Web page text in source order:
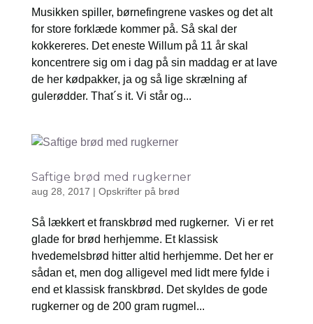
Musikken spiller, børnefingrene vaskes og det alt
for store forklæde kommer på. Så skal der
kokkereres. Det eneste Willum på 11 år skal
koncentrere sig om i dag på sin maddag er at lave
de her kødpakker, ja og så lige skrælning af
gulerødder. That´s it. Vi står og...
Saftige brød med rugkerner
aug 28, 2017 | Opskrifter på brød
Så lækkert et franskbrød med rugkerner. Vi er ret
glade for brød herhjemme. Et klassisk
hvedemelsbrød hitter altid herhjemme. Det her er
sådan et, men dog alligevel med lidt mere fylde i
end et klassisk franskbrød. Det skyldes de gode
rugkerner og de 200 gram rugmel...